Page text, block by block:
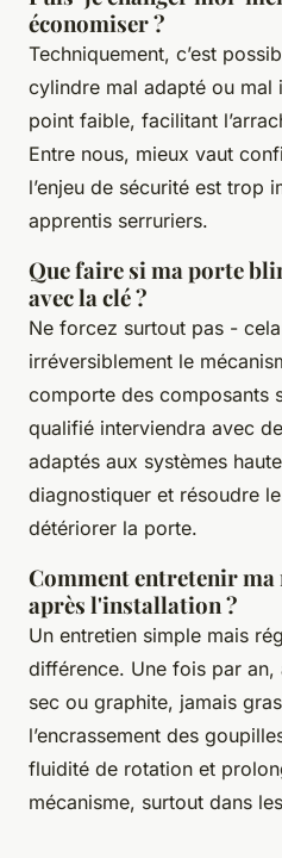
économiser ?
Techniquement, c’est
cylindre mal adapté ou mal
point faible, facilitant
Entre nous, mieux vaut
l’enjeu de sécurité est trop
apprentis serruriers.
Que faire si ma porte
avec la clé ?
Ne forcez surtout pas -
irréversiblement le
comporte des composants
qualifié interviendra avec
adaptés aux systèmes
diagnostiquer et résoudre
détériorer la porte.
Comment entretenir
après l'installation ?
Un entretien simple mais
différence. Une fois par
sec ou graphite, jamais
l’encrassement des
fluidité de rotation et
mécanisme, surtout dans